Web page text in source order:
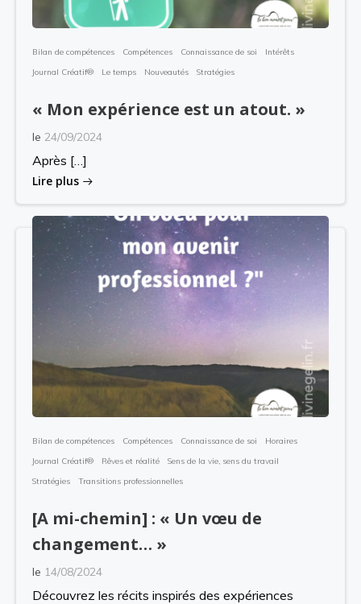
Bilan de compétences Compétences Connaissance de soi
Intérêts
Journal Créatif®
Le temps Nouveautés Stratégies
« Mon expérience est un atout. »
le 24/09/2024
Après […]
Lire plus
Bilan de compétences Compétences Connaissance de soi
Horaires
Journal Créatif®
Rêves et réalité
Sens de la vie, sens du travail
Stratégies
Transitions professionnelles
[A mi-chemin] : « Un vœu de
changement… »
le 14/08/2024
Découvrez les récits inspirés des expériences